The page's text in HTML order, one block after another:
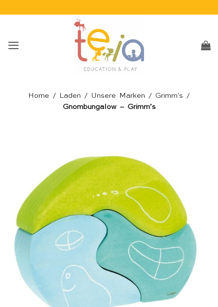
Home / Laden / Unsere Marken / Grimm's /
Gnombungalow – Grimm’s